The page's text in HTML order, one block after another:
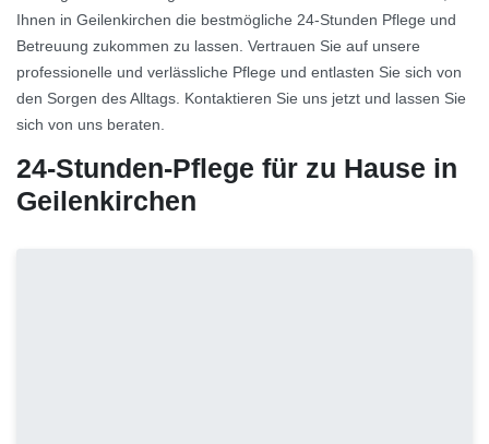
Ihnen in Geilenkirchen die bestmögliche 24-Stunden Pflege und
Betreuung zukommen zu lassen. Vertrauen Sie auf unsere
professionelle und verlässliche Pflege und entlasten Sie sich von
den Sorgen des Alltags. Kontaktieren Sie uns jetzt und lassen Sie
sich von uns beraten.
24-Stunden-Pflege für zu Hause in
Geilenkirchen